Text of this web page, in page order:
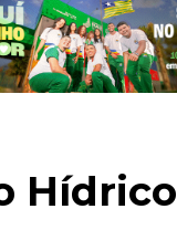
Hídrico